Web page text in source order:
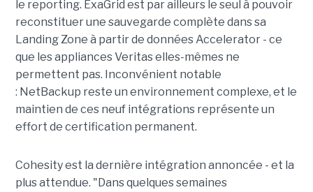
le reporting. ExaGrid est par ailleurs le seul à pouvoir
reconstituer une sauvegarde complète dans sa
Landing Zone à partir de données Accelerator - ce
que les appliances Veritas elles-mêmes ne
permettent pas. Inconvénient notable
: NetBackup reste un environnement complexe, et le
maintien de ces neuf intégrations représente un
effort de certification permanent.
Cohesity est la dernière intégration annoncée - et la
plus attendue. "Dans quelques semaines